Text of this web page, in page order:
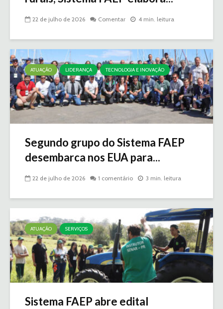
22 de julho de 2026 Comentar 4 min. leitura
ATUAÇÃO LIDERANÇA TECNOLOGIA E INOVAÇÃO
Segundo grupo do Sistema FAEP
desembarca nos EUA para...
22 de julho de 2026 1 comentário 3 min. leitura
ATUAÇÃO SERVIÇOS
Sistema FAEP abre edital